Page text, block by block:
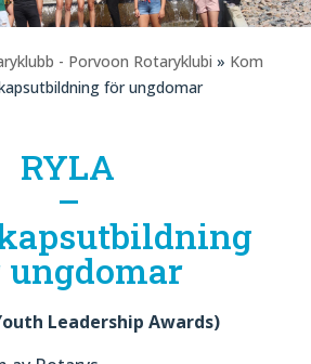
- Porvoon Rotaryklubi » Kom
för ungdomar
RYLA
–
ungdomar
Leadership Awards)